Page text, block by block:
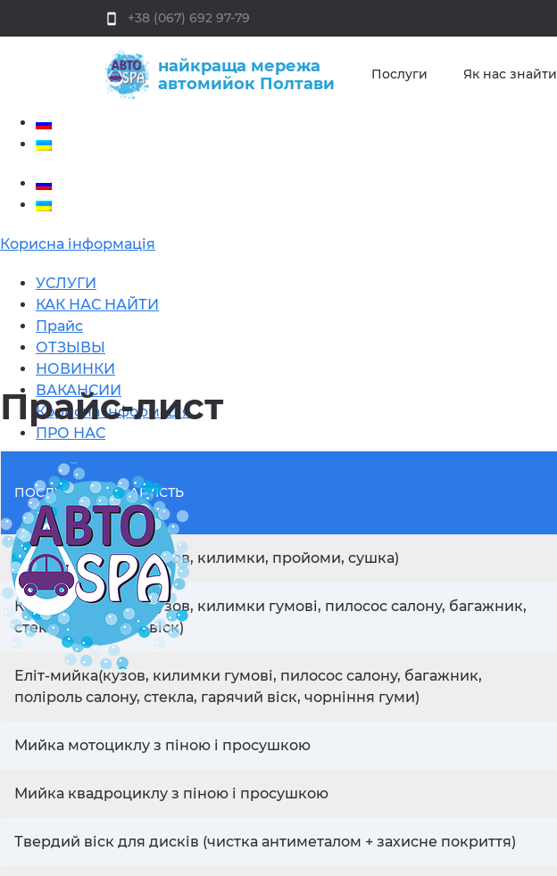
smartphone +38 (067) 692 97-79
найкраща мережа
автомийок Полтави
Послуги Як нас знайти
Корисна інформація
УСЛУГИ
КАК НАС НАЙТИ
Прайс
ОТЗЫВЫ
НОВИНКИ
ВАКАНСИИ
Корисна інформація
ПРО НАС
Прайс-лист
ПОСЛУГИ ТА ЇХ ВАРТІСТЬ
Зовнішня мийка (кузов, килимки, пройоми, сушка)
Комплекс-мийка(кузов, килимки гумові, пилосос салону, багажник,
стекла, холодний віск)
Еліт-мийка(кузов, килимки гумові, пилосос салону, багажник,
поліроль салону, стекла, гарячий віск, чорніння гуми)
Мийка мотоциклу з піною і просушкою
Мийка квадроциклу з піною і просушкою
Твердий віск для дисків (чистка антиметалом + захисне покриття)